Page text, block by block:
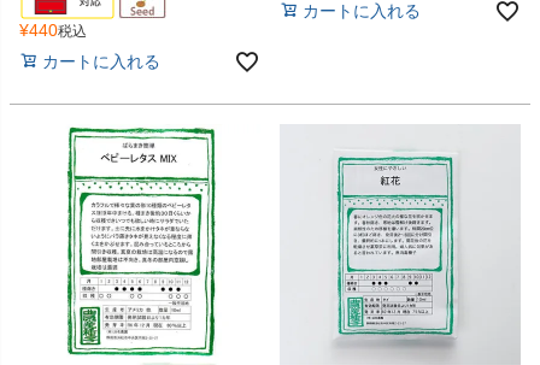
¥440税込
カートに入れる
カートに入れる